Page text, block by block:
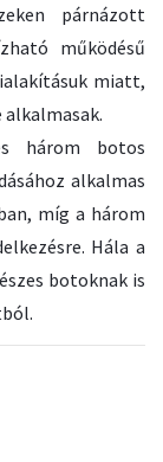
párnázott
működésű
miatt,
alkalmasak.
három botos
alkalmas
míg a három
Hála a
botoknak is